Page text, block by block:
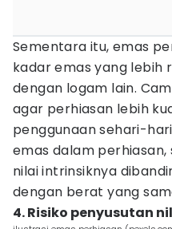
Sementara itu, emas
kadar emas yang lebih
dengan logam lain.
agar perhiasan lebih
penggunaan sehari-
emas dalam
nilai intrinsiknya
dengan berat yang
4. Risiko penyusutan